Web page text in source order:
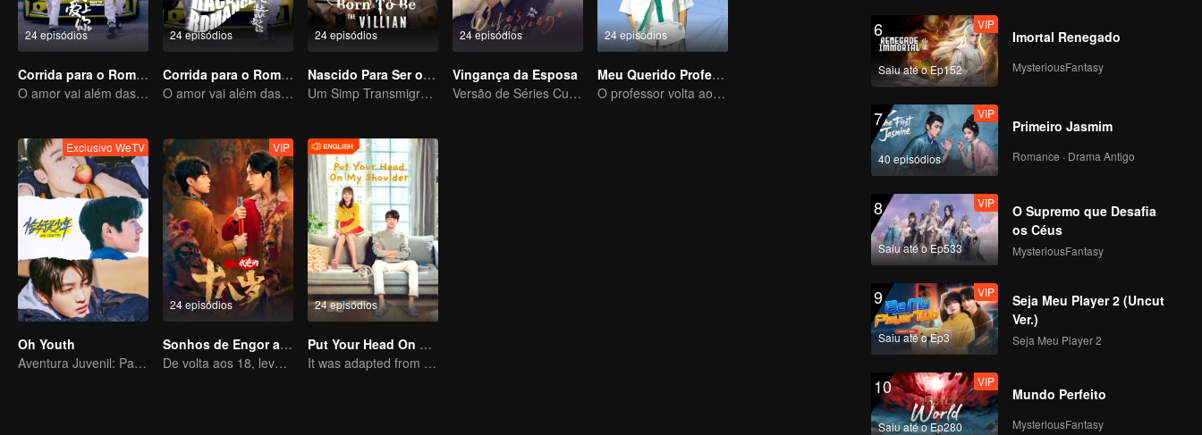
24 episódios
Corrida para o Romance
O amor vai além das fronteiras, a Glory United como parceira
24 episódios
Corrida para o Romance
O amor vai além das fronteiras, a Glory United como parceira
24 episódios
Nascido Para Ser o Vilão
Um Simp Transmigra: As Beldades Tomam a Iniciativa
24 episódios
Vingança da Esposa
Versão de Séries Curtas “A Tentação de voltar para casa”
24 episódios
Meu Querido Professor
O professor volta ao campus como estudante.
Exclusivo WeTV
Oh Youth
Aventura Juvenil: Partida Imediata
24 episódios
VIP
Sonhos de Engor aos 18 anos
De volta aos 18, levando meu pai aosucesso
24 episódios
Put Your Head On My Shoulder (Eng Dub)
It was adapted from the same series of novels as "A Love so Beautiful"
6
Saiu até o Ep152
VIP
Imortal Renegado
MysteriousFantasy
7
40 episódios
VIP
Primeiro Jasmim
Romance · Drama Antigo
8
Saiu até o Ep533
VIP
O Supremo que Desafia
os Céus
MysteriousFantasy
9
Saiu até o Ep3
VIP
Seja Meu Player 2 (Uncut
Ver.)
Seja Meu Player 2
10
Saiu até o Ep280
VIP
Mundo Perfeito
MysteriousFantasy